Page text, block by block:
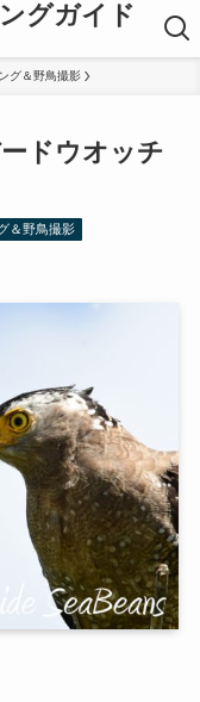
グガイド
グ＆野鳥撮影
ドウオッチ
＆野鳥撮影